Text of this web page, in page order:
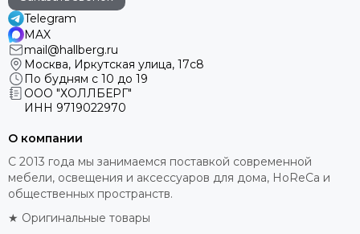
Telegram
MAX
mail@hallberg.ru
Москва, Иркутская улица, 17с8
По будням с 10 до 19
ООО "ХОЛЛБЕРГ"
ИНН 9719022970
О компании
С 2013 года мы занимаемся поставкой современной
мебели, освещения и аксессуаров для дома, HoReCa и
общественных пространств.
★ Оригинальные товары